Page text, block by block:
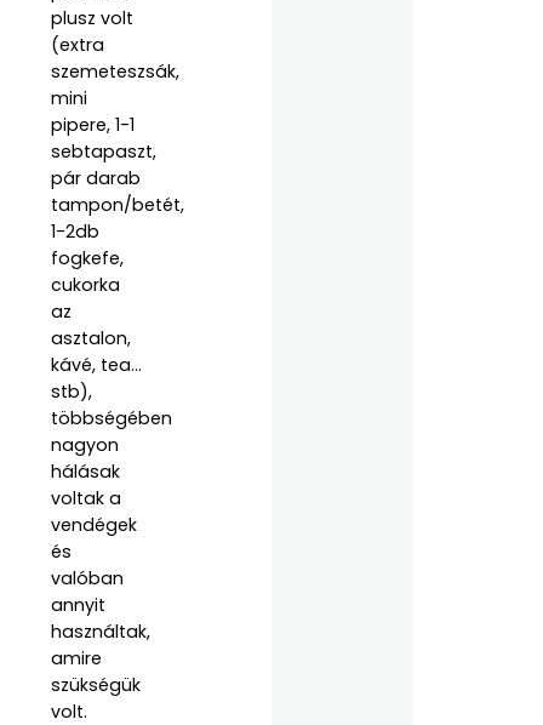
plusz volt
(extra
szemeteszsák,
mini
pipere, 1-1
sebtapaszt,
pár darab
tampon/betét,
1-2db
fogkefe,
cukorka
az
asztalon,
kávé, tea…
stb),
többségében
nagyon
hálásak
voltak a
vendégek
és
valóban
annyit
használtak,
amire
szükségük
volt.